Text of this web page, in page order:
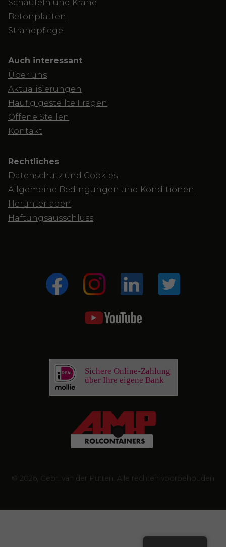
Schaufeln und Kräne
Betonplatten
Strandpflege
Auch interessant
Über uns
Aktualisierungen
Häufig gestellte Fragen
Offene Stellen
Kontakt
Rechtliches
Datenschutz und Cookies
Allgemeine Bedingungen und Konditionen
Herunterladen
Haftungsausschluss
Sichere Online-Zahlung
über Ihre eigene Bank
© 2026, Gebr. van der Putten. Alle rechten voorbehouden